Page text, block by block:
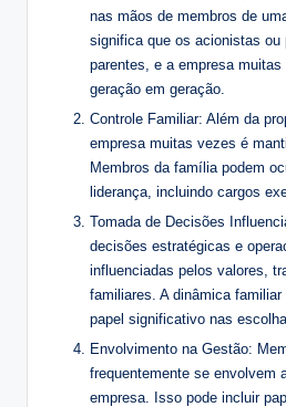
nas mãos de membros de
significa que os acionistas ou
parentes, e a empresa
geração em geração.
Controle Familiar: Além da
empresa muitas vezes é
Membros da família podem
liderança, incluindo cargos
Tomada de Decisões
decisões estratégicas e
influenciadas pelos valores,
familiares. A dinâmica familiar
papel significativo nas
Envolvimento na Gestão:
frequentemente se envolvem
empresa. Isso pode incluir